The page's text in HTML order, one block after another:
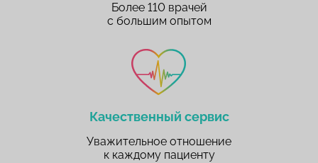
Более 110 врачей
с большим опытом
Качественный сервис
Уважительное отношение
к каждому пациенту